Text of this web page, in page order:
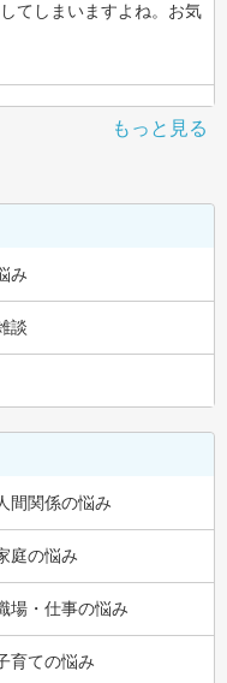
てしまいますよね。お気
もっと見る
み
談
間関係の悩み
庭の悩み
場・仕事の悩み
育ての悩み